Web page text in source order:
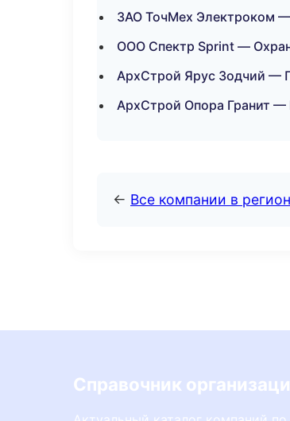
ЗАО ТочМех Электроком —
ООО Спектр Sprint —
АрхСтрой Ярус Зодчий —
АрхСтрой Опора Гранит —
← Все компании в
Справочник